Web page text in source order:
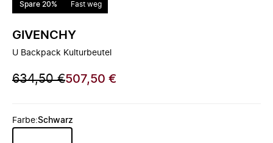
Spare 20% Fast weg
GIVENCHY
U Backpack Kulturbeutel
634,50 €507,50 €
Farbe:Schwarz